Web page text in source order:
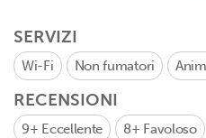
SERVIZI
Wi-Fi Non fumatori
RECENSIONI
9+ Eccellente 8+ Favoloso